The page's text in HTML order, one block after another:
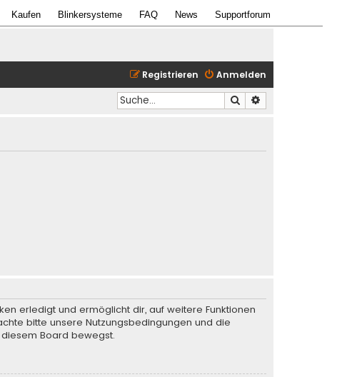
Kaufen Blinkersysteme FAQ News Supportforum
Anmelden
Registrieren
Suche
erledigt und ermöglicht dir, auf weitere Funktionen
bitte unsere Nutzungsbedingungen und die
Board bewegst.